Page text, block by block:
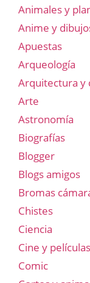
Animales y
Anime y
Apuestas
Arqueología
Arquitectura y
Arte
Astronomía
Biografías
Blogger
Blogs amigos
Bromas
Chistes
Ciencia
Cine y películas
Comic